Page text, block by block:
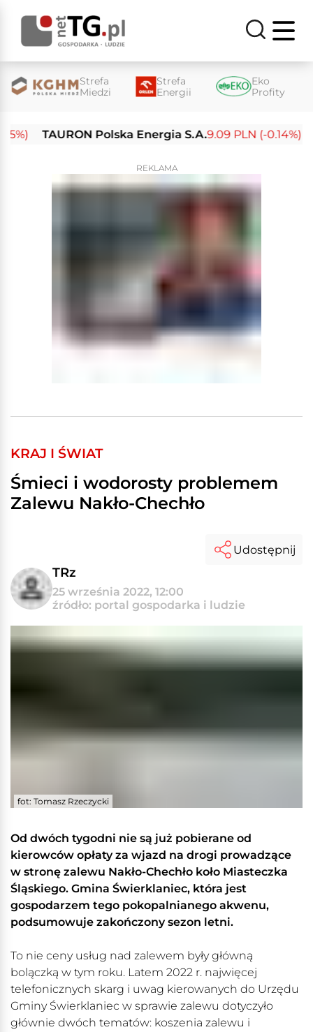
Strefa
Miedzi
Strefa
Energii
Eko
Profity
TAURON Polska Energia S.A.9.09 PLN (-0.14%)
REKLAMA
KRAJ I ŚWIAT
Śmieci i wodorosty problemem
Zalewu Nakło-Chechło
TRz
25 września 2022, 12:00
źródło: portal gospodarka i ludzie
Udostępnij
fot: Tomasz Rzeczycki
Od dwóch tygodni nie są już pobierane od
kierowców opłaty za wjazd na drogi prowadzące
w stronę zalewu Nakło-Chechło koło Miasteczka
Śląskiego. Gmina Świerklaniec, która jest
gospodarzem tego pokopalnianego akwenu,
podsumowuje zakończony sezon letni.
To nie ceny usług nad zalewem były główną
bolączką w tym roku. Latem 2022 r. najwięcej
telefonicznych skarg i uwag kierowanych do Urzędu
Gminy Świerklaniec w sprawie zalewu dotyczyło
głównie dwóch tematów: koszenia zalewu i